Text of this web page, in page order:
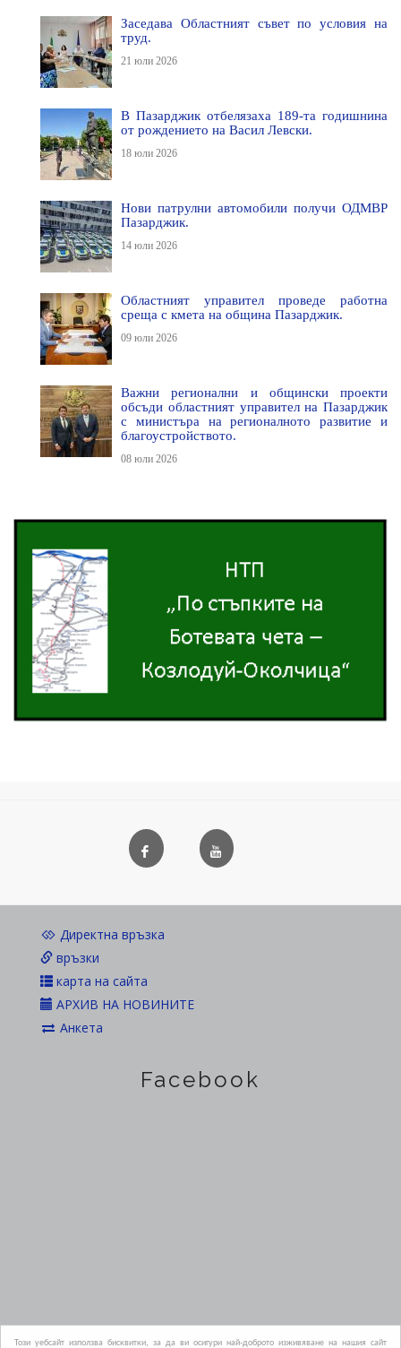
Този уебсайт използва бисквитки, за да ви осигури най-доброто изживяване на нашия сайт
Заседава Областният съвет по условия на
труд.
21 юли 2026
В Пазарджик отбелязаха 189-та годишнина
от рождението на Васил Левски.
18 юли 2026
Нови патрулни автомобили получи ОДМВР
Пазарджик.
14 юли 2026
Областният управител проведе работна
среща с кмета на община Пазарджик.
09 юли 2026
Важни регионални и общински проекти
обсъди областният управител на Пазарджик
с министъра на регионалното развитие и
благоустройството.
08 юли 2026
Директна връзка
връзки
карта на сайта
АРХИВ НА НОВИНИТЕ
Анкета
Facebook